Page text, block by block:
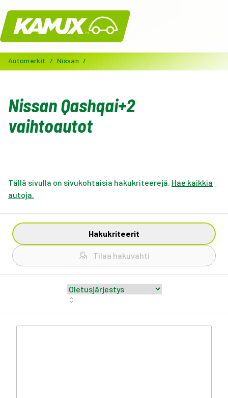
Kamux
Automerkit / Nissan /
Nissan Qashqai+2
vaihtoautot
Tällä sivulla on sivukohtaisia hakukriteerejä. Hae kaikkia
autoja.
Hakukriteerit
Tilaa hakuvahti